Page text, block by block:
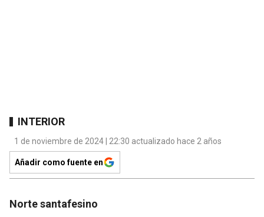
INTERIOR
1 de noviembre de 2024 | 22:30 actualizado hace 2 años
Añadir como fuente en
Norte santafesino